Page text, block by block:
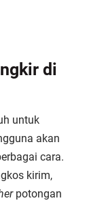
di
untuk
akan
cara.
kirim,
potongan